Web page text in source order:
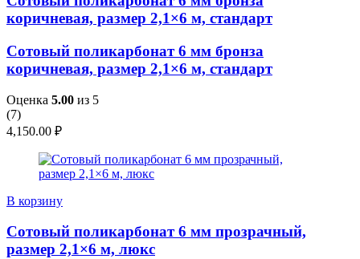
коричневая, размер 2,1×6 м, стандарт
Сотовый поликарбонат 6 мм бронза
коричневая, размер 2,1×6 м, стандарт
Оценка 5.00 из 5
(7)
4,150.00 ₽
В корзину
Сотовый поликарбонат 6 мм прозрачный,
размер 2,1×6 м, люкс